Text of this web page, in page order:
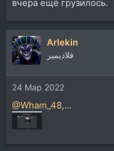
вчера ещё грузилось.
Arlekin
فلاديمير
24 Мар 2022
@Wham_48,...